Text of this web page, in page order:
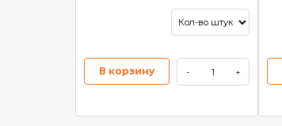
В корзину - +